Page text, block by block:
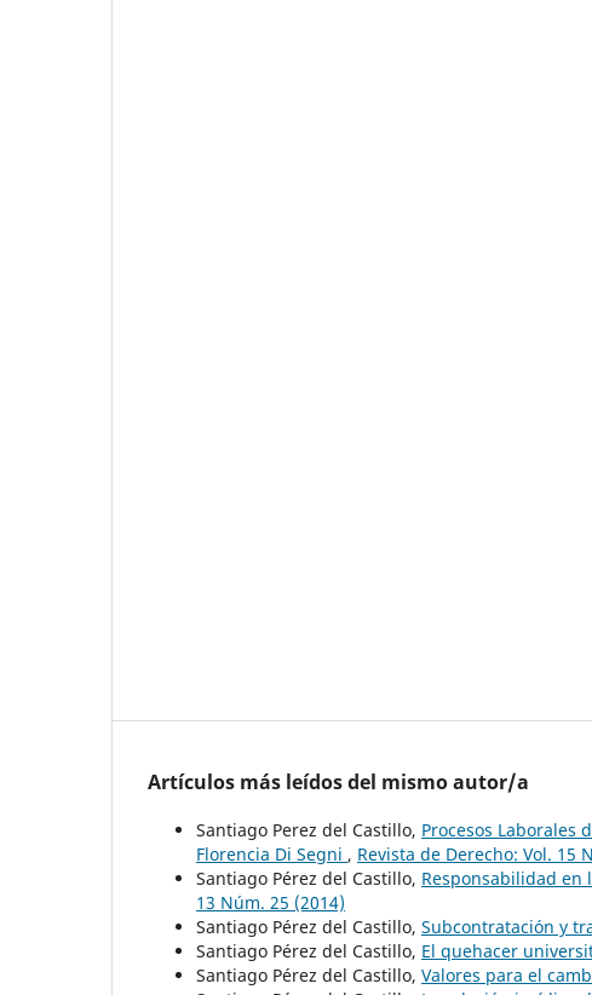
Artículos más leídos del mismo autor/a
Santiago Perez del Castillo, Procesos Laborales
Florencia Di Segni , Revista de Derecho: Vol. 15
Santiago Pérez del Castillo, Responsabilidad en
13 Núm. 25 (2014)
Santiago Pérez del Castillo, Subcontratación y
Santiago Pérez del Castillo, El quehacer
Santiago Pérez del Castillo, Valores para el